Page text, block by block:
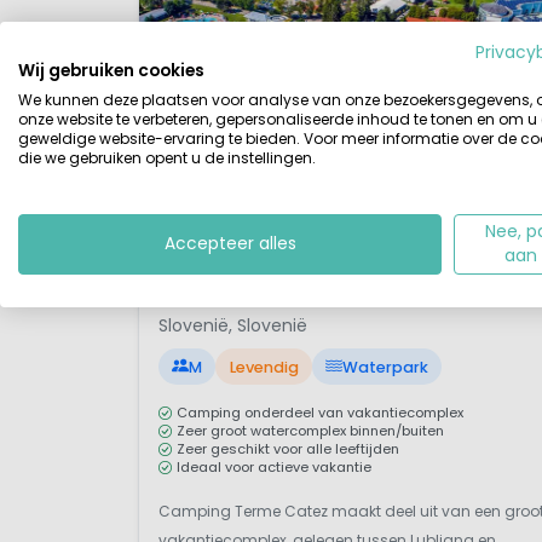
geplaatst. Wacht niet te lang
mede doordat ze op
hoogseizoen!
1 / 12
Slovenië, Slovenië
M Levendig Waterpark
Camping onderdeel van vakantiecomplex
Zeer groot watercomplex binnen/buiten
Zeer geschikt voor alle leeftijden
Ideaal voor actieve vakantie
Camping Terme Catez maakt deel uit van een
Wij gebruiken cookies
We kunnen deze plaatsen voor analyse van onze bezoekersgegevens,
onze website te verbeteren, gepersonaliseerde inhoud te tonen en om u
geweldige website-ervaring te bieden. Voor meer informatie over de
die we gebruiken opent u de instellingen.
Accepteer alles
Nee,
aan